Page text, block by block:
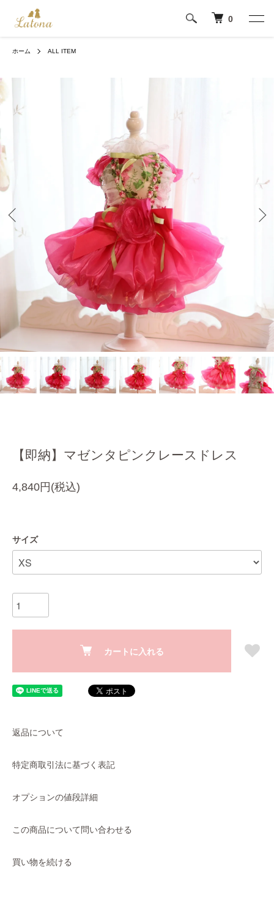
0
ホーム ALL ITEM
【即納】マゼンタピンクレースドレス
4,840円(税込)
サイズ
カートに入れる
返品について
特定商取引法に基づく表記
オプションの値段詳細
この商品について問い合わせる
買い物を続ける